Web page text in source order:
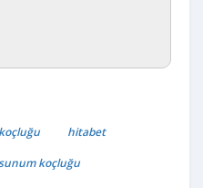
hitabet
koçluğu